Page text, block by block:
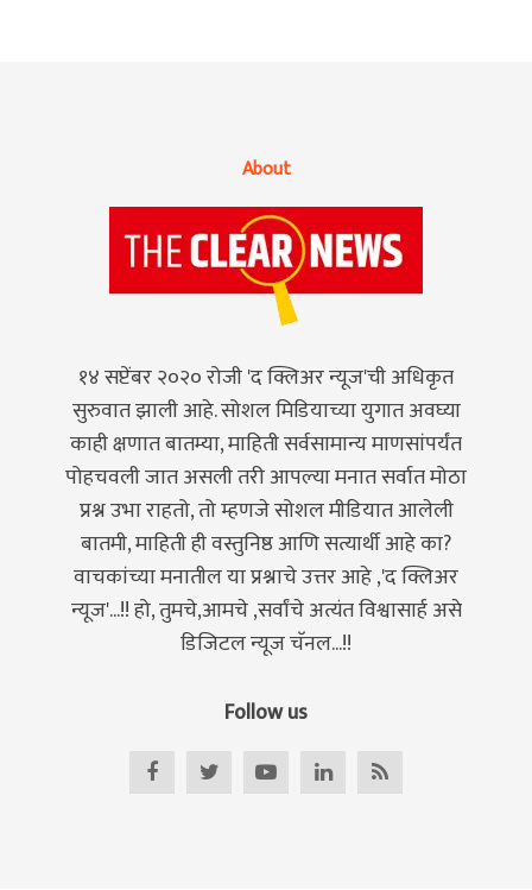
About
१४ सप्टेंबर २०२० रोजी 'द क्लिअर न्यूज'ची अधिकृत
सुरुवात झाली आहे. सोशल मिडियाच्या युगात अवघ्या
काही क्षणात बातम्या, माहिती सर्वसामान्य माणसांपर्यंत
पोहचवली जात असली तरी आपल्या मनात सर्वात मोठा
प्रश्न उभा राहतो, तो म्हणजे सोशल मीडियात आलेली
बातमी, माहिती ही वस्तुनिष्ठ आणि सत्यार्थी आहे का?
वाचकांच्या मनातील या प्रश्नाचे उत्तर आहे ,'द क्लिअर
न्यूज'...!! हो, तुमचे,आमचे ,सर्वांचे अत्यंत विश्वासार्ह असे
डिजिटल न्यूज चॅनल...!!
Follow us